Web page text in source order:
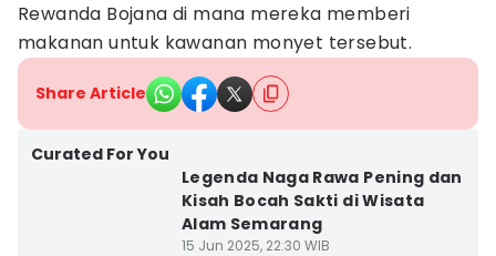
Rewanda Bojana di mana mereka memberi
makanan untuk kawanan monyet tersebut.
Share Article
Curated For You
Legenda Naga Rawa Pening dan
Kisah Bocah Sakti di Wisata
Alam Semarang
15 Jun 2025, 22:30 WIB